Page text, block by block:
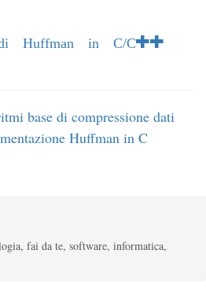
Huffman in C/C++
base di compressione dati
Huffman in C
fai da te, software, informatica,